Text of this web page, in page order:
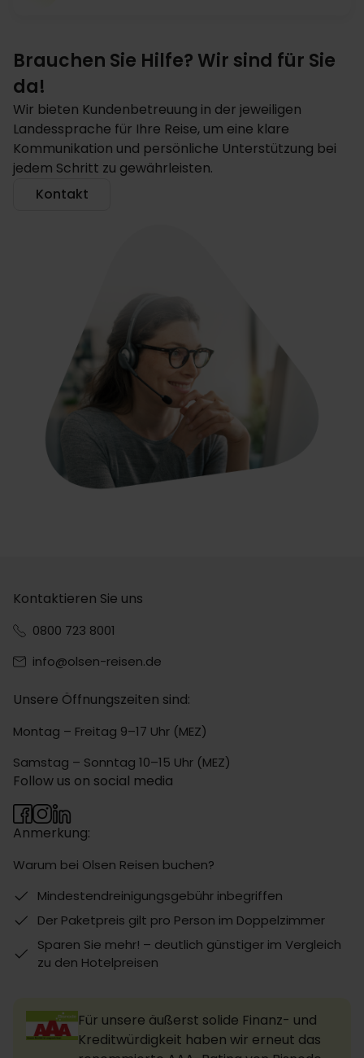
Brauchen Sie Hilfe? Wir sind für Sie
da!
Wir bieten Kundenbetreuung in der jeweiligen
Landessprache für Ihre Reise, um eine klare
Kommunikation und persönliche Unterstützung bei
jedem Schritt zu gewährleisten.
Kontakt
Kontaktieren Sie uns
0800 723 8001
info@olsen-reisen.de
Unsere Öffnungszeiten sind:
Montag – Freitag 9–17 Uhr (MEZ)
Samstag – Sonntag 10–15 Uhr (MEZ)
Anmerkung:
Warum bei Olsen Reisen buchen?
Mindestendreinigungsgebühr inbegriffen
Der Paketpreis gilt pro Person im Doppelzimmer
Sparen Sie mehr! – deutlich günstiger im Vergleich
zu den Hotelpreisen
Follow us on social media
Für unsere äußerst solide Finanz- und
Kreditwürdigkeit haben wir erneut das